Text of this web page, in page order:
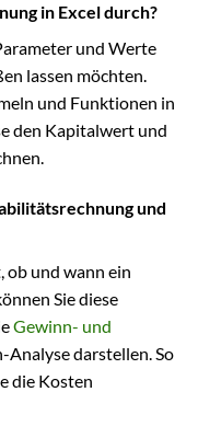
in Excel durch?
und Werte
lassen möchten.
und Funktionen in
den Kapitalwert und
und
ob und wann ein
Sie diese
Gewinn- und
darstellen. So
die Kosten